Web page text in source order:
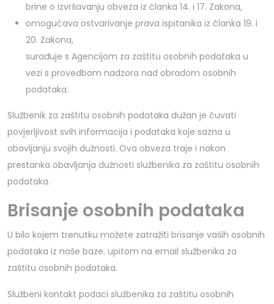
brine o izvršavanju obveza iz članka 14. i 17. Zakona,
omogućava ostvarivanje prava ispitanika iz članka 19. i
20. Zakona,
surađuje s Agencijom za zaštitu osobnih podataka u
vezi s provedbom nadzora nad obradom osobnih
podataka.
Službenik za zaštitu osobnih podataka dužan je čuvati
povjerljivost svih informacija i podataka koje sazna u
obavljanju svojih dužnosti. Ova obveza traje i nakon
prestanka obavljanja dužnosti službenika za zaštitu osobnih
podataka.
Brisanje osobnih podataka
U bilo kojem trenutku možete zatražiti brisanje vaših osobnih
podataka iz naše baze. upitom na email službenika za
zaštitu osobnih podataka.
Službeni kontakt podaci službenika za zaštitu osobnih